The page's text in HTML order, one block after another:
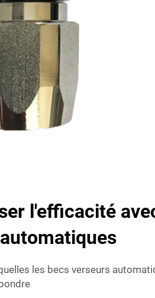
l'efficacité
les becs verseurs